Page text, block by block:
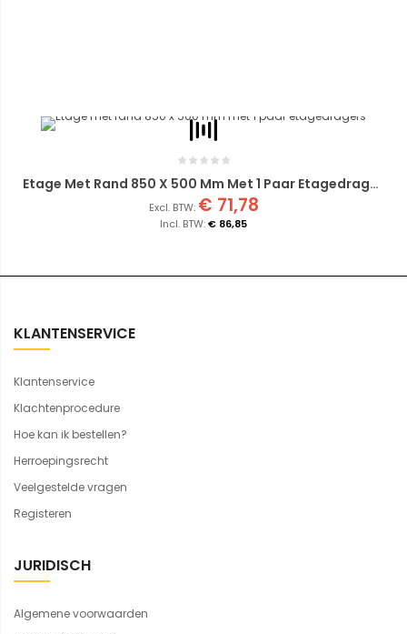
Etage Met Rand 850 X 500 Mm Met 1 Paar Etagedragers
€ 86,85
€ 71,78
KLANTENSERVICE
Klantenservice
Klachtenprocedure
Hoe kan ik bestellen?
Herroepingsrecht
Veelgestelde vragen
Registeren
JURIDISCH
Algemene voorwaarden